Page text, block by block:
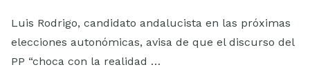
Luis Rodrigo, candidato andalucista en las próximas
elecciones autonómicas, avisa de que el discurso del
PP “choca con la realidad …